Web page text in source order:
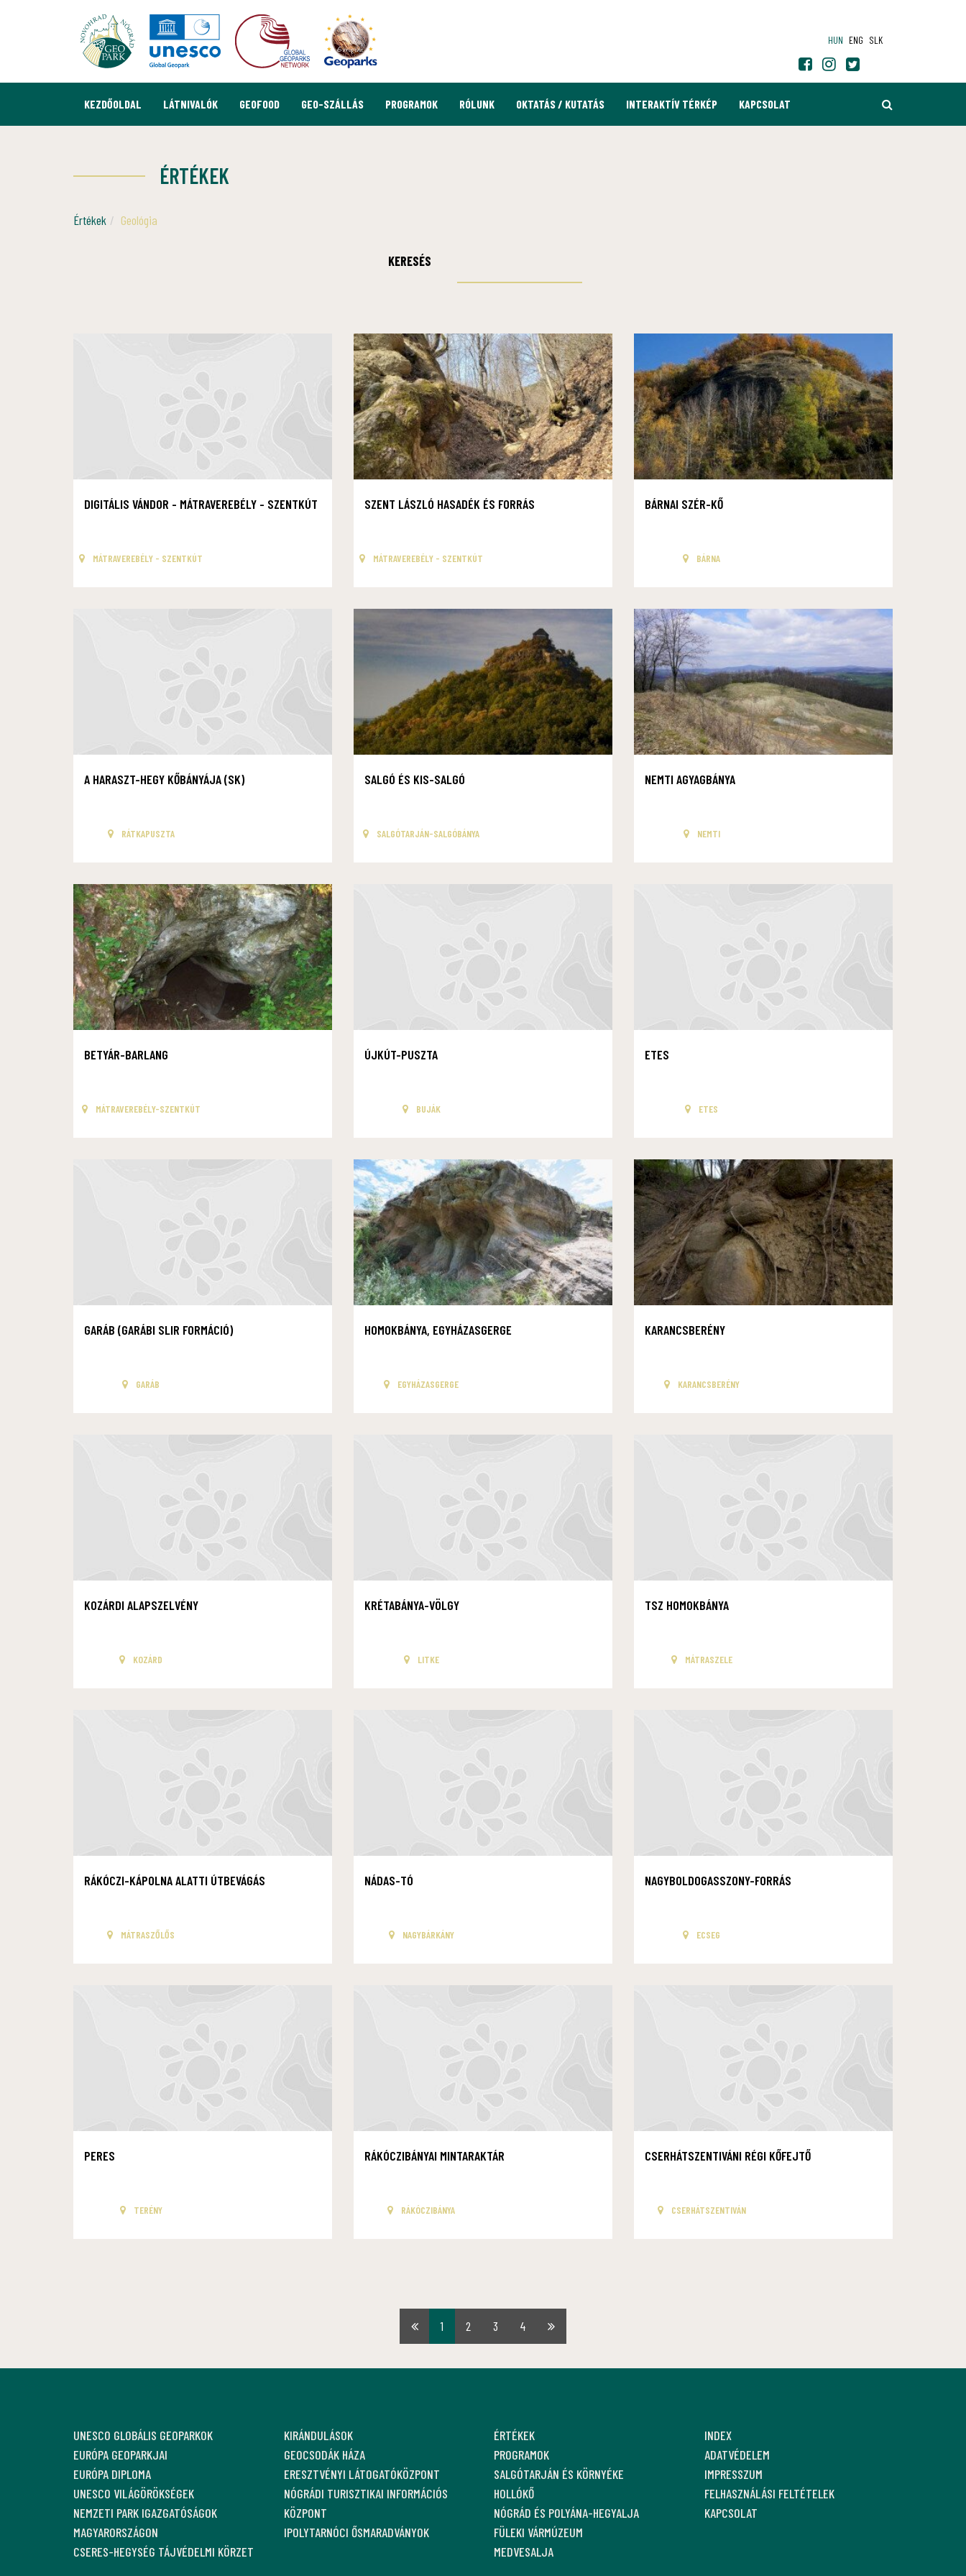
HUN ENG SLK
KEZDŐOLDAL LÁTNIVALÓK GEOFOOD GEO-SZÁLLÁS PROGRAMOK RÓLUNK OKTATÁS / KUTATÁS INTERAKTÍV TÉRKÉP KAPCSOLAT
ÉRTÉKEK
Értékek Geológia
KERESÉS
DIGITÁLIS VÁNDOR - MÁTRAVEREBÉLY - SZENTKÚT
MÁTRAVEREBÉLY - SZENTKÚT
SZENT LÁSZLÓ HASADÉK ÉS FORRÁS
MÁTRAVEREBÉLY - SZENTKÚT
BÁRNAI SZÉR-KŐ
BÁRNA
A HARASZT-HEGY KŐBÁNYÁJA (SK)
RÁTKAPUSZTA
SALGÓ ÉS KIS-SALGÓ
SALGÓTARJÁN-SALGÓBÁNYA
NEMTI AGYAGBÁNYA
NEMTI
BETYÁR-BARLANG
MÁTRAVEREBÉLY-SZENTKÚT
ÚJKÚT-PUSZTA
BUJÁK
ETES
ETES
GARÁB (GARÁBI SLIR FORMÁCIÓ)
GARÁB
HOMOKBÁNYA, EGYHÁZASGERGE
EGYHÁZASGERGE
KARANCSBERÉNY
KARANCSBERÉNY
KOZÁRDI ALAPSZELVÉNY
KOZÁRD
KRÉTABÁNYA-VÖLGY
LITKE
TSZ HOMOKBÁNYA
MÁTRASZELE
RÁKÓCZI-KÁPOLNA ALATTI ÚTBEVÁGÁS
MÁTRASZŐLŐS
NÁDAS-TÓ
NAGYBÁRKÁNY
NAGYBOLDOGASSZONY-FORRÁS
ECSEG
PERES
TERÉNY
RÁKÓCZIBÁNYAI MINTARAKTÁR
RÁKÓCZIBÁNYA
CSERHÁTSZENTIVÁNI RÉGI KŐFEJTŐ
CSERHÁTSZENTIVÁN
Első1 2 3 4
Utolsó
UNESCO GLOBÁLIS GEOPARKOK
EURÓPA GEOPARKJAI
EURÓPA DIPLOMA
UNESCO VILÁGÖRÖKSÉGEK
NEMZETI PARK IGAZGATÓSÁGOK
MAGYARORSZÁGON
CSERES-HEGYSÉG TÁJVÉDELMI KÖRZET
KIRÁNDULÁSOK
GEOCSODÁK HÁZA
ERESZTVÉNYI LÁTOGATÓKÖZPONT
NÓGRÁDI TURISZTIKAI INFORMÁCIÓS
KÖZPONT
IPOLYTARNÓCI ŐSMARADVÁNYOK
ÉRTÉKEK
PROGRAMOK
SALGÓTARJÁN ÉS KÖRNYÉKE
HOLLÓKŐ
NÓGRÁD ÉS POLYÁNA-HEGYALJA
FÜLEKI VÁRMÚZEUM
MEDVESALJA
INDEX
ADATVÉDELEM
IMPRESSZUM
FELHASZNÁLÁSI FELTÉTELEK
KAPCSOLAT